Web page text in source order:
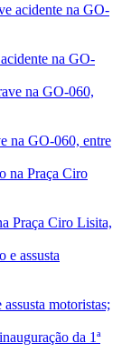
na GO-
na GO-060, entre
Praça Ciro Lisita,
motoristas;